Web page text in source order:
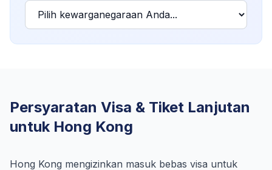
Persyaratan Visa & Tiket Lanjutan
untuk Hong Kong
Hong Kong mengizinkan masuk bebas visa untuk